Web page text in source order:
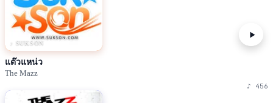
♪ SUKSON
แต๊วแหน่ว
The Mazz
♪ 456